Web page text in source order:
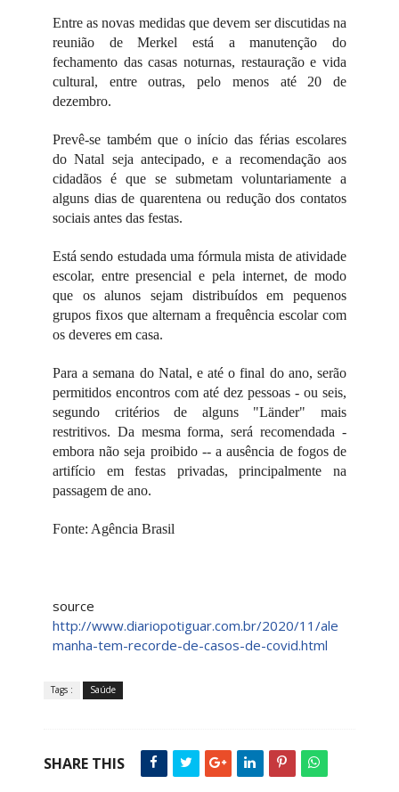
Entre as novas medidas que devem ser discutidas na
reunião de Merkel está a manutenção do
fechamento das casas noturnas, restauração e vida
cultural, entre outras, pelo menos até 20 de
dezembro.
Prevê-se também que o início das férias escolares
do Natal seja antecipado, e a recomendação aos
cidadãos é que se submetam voluntariamente a
alguns dias de quarentena ou redução dos contatos
sociais antes das festas.
Está sendo estudada uma fórmula mista de atividade
escolar, entre presencial e pela internet, de modo
que os alunos sejam distribuídos em pequenos
grupos fixos que alternam a frequência escolar com
os deveres em casa.
Para a semana do Natal, e até o final do ano, serão
permitidos encontros com até dez pessoas - ou seis,
segundo critérios de alguns "Länder" mais
restritivos. Da mesma forma, será recomendada -
embora não seja proibido -- a ausência de fogos de
artifício em festas privadas, principalmente na
passagem de ano.
Fonte: Agência Brasil
source
http://www.diariopotiguar.com.br/2020/11/ale
manha-tem-recorde-de-casos-de-covid.html
Tags : Saúde
SHARE THIS